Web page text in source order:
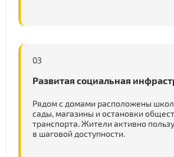
03
Развитая социальная
Рядом с домами расположены
сады, магазины и остановки
транспорта. Жители активно
в шаговой доступности.